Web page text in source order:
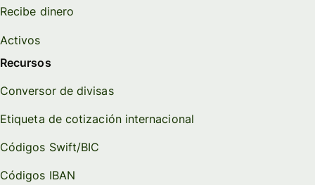
Recibe dinero
Activos
Recursos
Conversor de divisas
Etiqueta de cotización internacional
Códigos Swift/BIC
Códigos IBAN